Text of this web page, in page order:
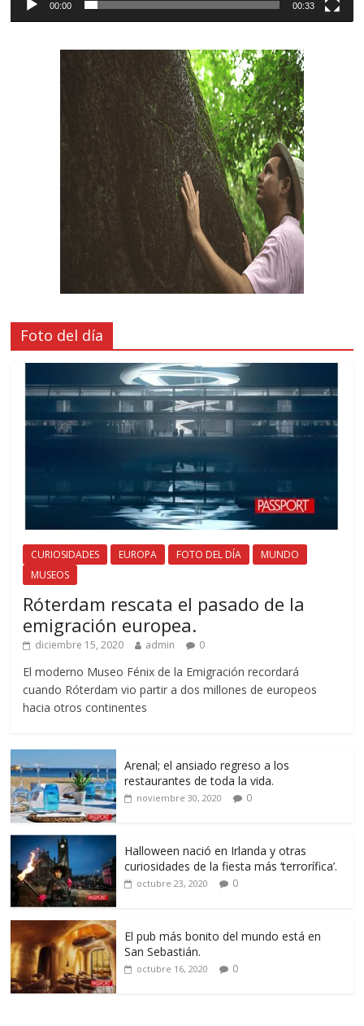
00:00 00:33
Foto del día
CURIOSIDADES EUROPA FOTO DEL DÍA
MUNDO
MUSEOS
Róterdam rescata el pasado de la
emigración europea.
diciembre 15, 2020 admin 0
El moderno Museo Fénix de la Emigración recordará
cuando Róterdam vio partir a dos millones de europeos
hacia otros continentes
Arenal; el ansiado regreso a los
restaurantes de toda la vida.
noviembre 30, 2020 0
Halloween nació en Irlanda y otras
curiosidades de la fiesta más ‘terrorífica’.
octubre 23, 2020 0
El pub más bonito del mundo está en
San Sebastián.
octubre 16, 2020 0